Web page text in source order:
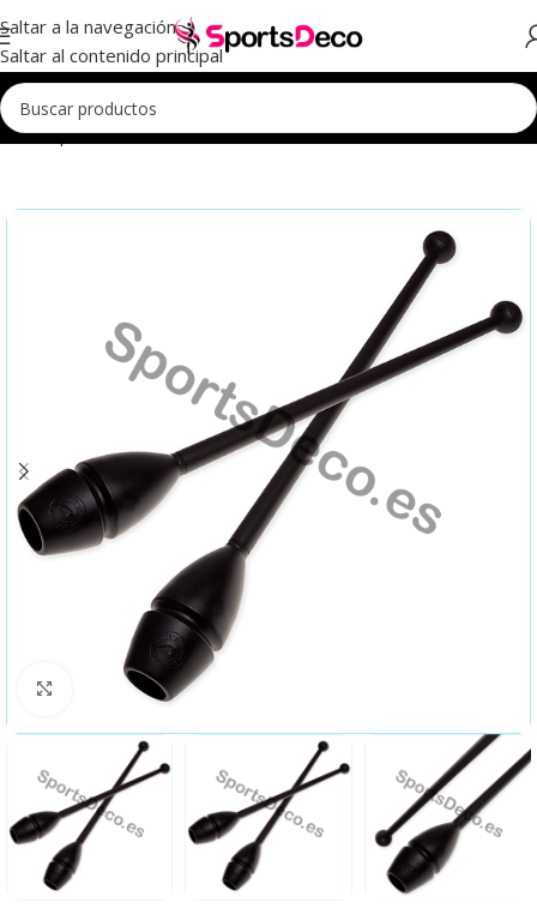
Saltar a la navegación
Saltar al contenido principal
Inicio Aparatos Mazas Mazas Iniciación Mazas Iniciación 41cm
Haga clic para ampliar